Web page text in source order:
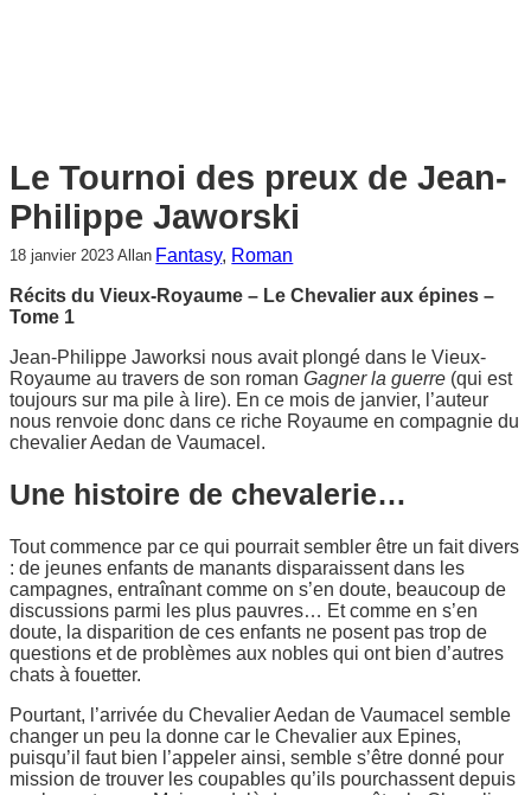
Le Tournoi des preux de Jean-
Philippe Jaworski
18 janvier 2023 Allan Fantasy, Roman
Récits du Vieux-Royaume – Le Chevalier aux épines –
Tome 1
Jean-Philippe Jaworksi nous avait plongé dans le Vieux-
Royaume au travers de son roman Gagner la guerre (qui est
toujours sur ma pile à lire). En ce mois de janvier, l’auteur
nous renvoie donc dans ce riche Royaume en compagnie du
chevalier Aedan de Vaumacel.
Une histoire de chevalerie…
Tout commence par ce qui pourrait sembler être un fait divers
: de jeunes enfants de manants disparaissent dans les
campagnes, entraînant comme on s’en doute, beaucoup de
discussions parmi les plus pauvres… Et comme en s’en
doute, la disparition de ces enfants ne posent pas trop de
questions et de problèmes aux nobles qui ont bien d’autres
chats à fouetter.
Pourtant, l’arrivée du Chevalier Aedan de Vaumacel semble
changer un peu la donne car le Chevalier aux Epines,
puisqu’il faut bien l’appeler ainsi, semble s’être donné pour
mission de trouver les coupables qu’ils pourchassent depuis